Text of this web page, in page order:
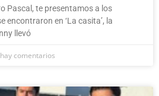
Pascal, te presentamos a los
encontraron en ‘La casita’, la
llevó
comentarios